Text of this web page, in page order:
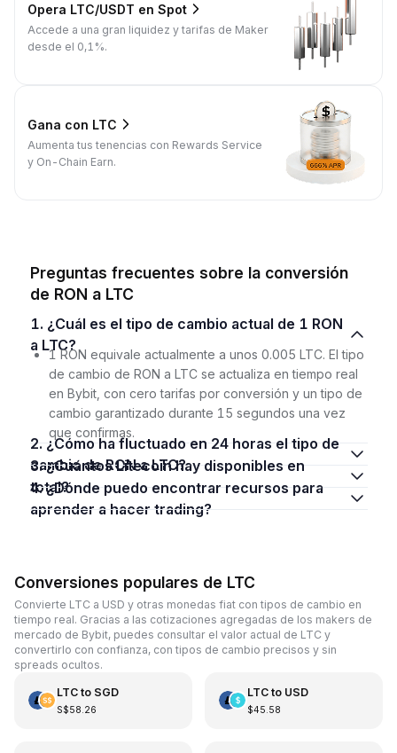
Opera LTC/USDT en Spot
Accede a una gran liquidez y tarifas de Maker
desde el 0,1%.
Gana con LTC
Aumenta tus tenencias con Rewards Service
y On-Chain Earn.
Preguntas frecuentes sobre la conversión
de RON a LTC
1. ¿Cuál es el tipo de cambio actual de 1 RON
a LTC?
1 RON equivale actualmente a unos 0.005 LTC. El tipo
de cambio de RON a LTC se actualiza en tiempo real
en Bybit, con cero tarifas por conversión y un tipo de
cambio garantizado durante 15 segundos una vez
que confirmas.
2. ¿Cómo ha fluctuado en 24 horas el tipo de
cambio de RON a LTC?
3. ¿Cuántos Litecoin hay disponibles en
total?
4. ¿Dónde puedo encontrar recursos para
aprender a hacer trading?
Conversiones populares de LTC
Convierte LTC a USD y otras monedas fiat con tipos de cambio en
tiempo real. Gracias a las cotizaciones agregadas de los makers de
mercado de Bybit, puedes consultar el valor actual de LTC y
convertirlo con confianza, con tipos de cambio precisos y sin
spreads ocultos.
LTCto SGD
S$58.26
LTCto USD
$45.58